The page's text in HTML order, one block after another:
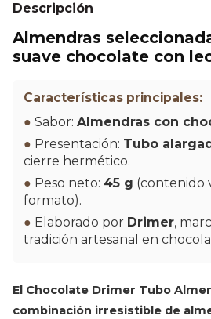
Descripción
Almendras
suave chocolate con
Características principales:
● Sabor: Almendras con
● Presentación: Tubo
cierre hermético.
● Peso neto: 45 g (contenido
formato).
● Elaborado por Drimer,
tradición artesanal en
El Chocolate Drimer Tubo
combinación irresistible de